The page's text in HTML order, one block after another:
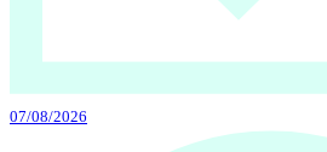
07/08/2026